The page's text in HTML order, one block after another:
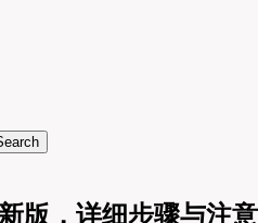
版，详细步骤与注